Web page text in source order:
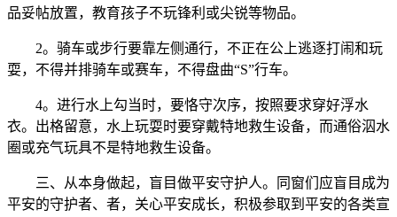
品妥帖放置，教育孩子不玩锋利或尖锐等物品。
2。骑车或步行要靠左侧通行，不正在公上逃逐打闹和玩
耍，不得并排骑车或赛车，不得盘曲“S”行车。
4。进行水上勾当时，要恪守次序，按照要求穿好浮水
衣。出格留意，水上玩耍时要穿戴特地救生设备，而通俗泅水
圈或充气玩具不是特地救生设备。
三、从本身做起，盲目做平安守护人。同窗们应盲目成为
平安的守护者、者，关心平安成长，积极参取到平安的各类宣